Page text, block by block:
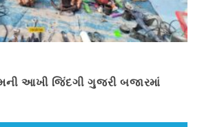
આખી જિંદગી ગુજરી બજારમાં